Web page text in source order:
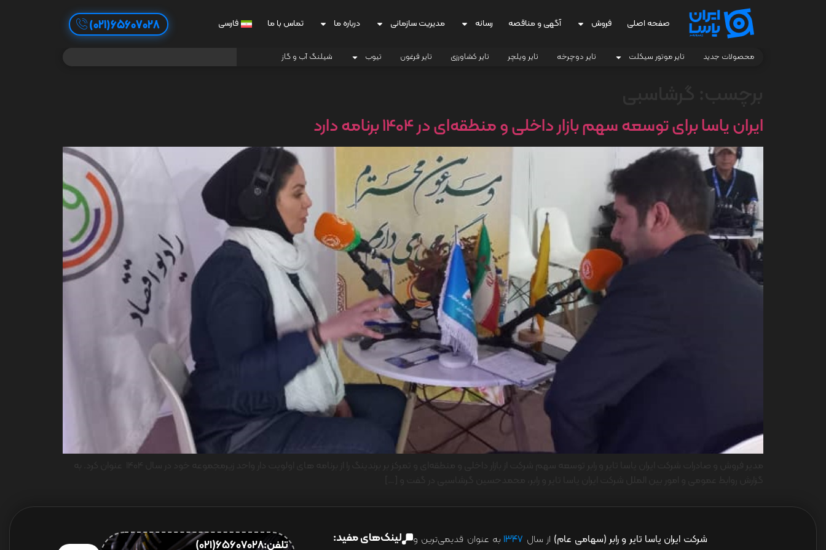
صفحه اصلی فروش آگهی و مناقصه رسانه مدیریت سازمانی درباره ما تماس با ما فارسی 65607028(021)
محصولات جدید تایر موتور سیکلت تایر دوچرخه تایر ویلچر تایر کشاورزی تایر فرغون تیوب شیلنگ آب و گاز
ایران یاسا برای توسعه سهم بازار داخلی و منطقه‌ای در 1404 برنامه دارد
شرکت ایران یاسا تایر و رابر (سهامی عام) از سال ۱۳۴۷ به عنوان قدیمی‌ترین و
لینک‌های مفید: تلفن:65607028(021)